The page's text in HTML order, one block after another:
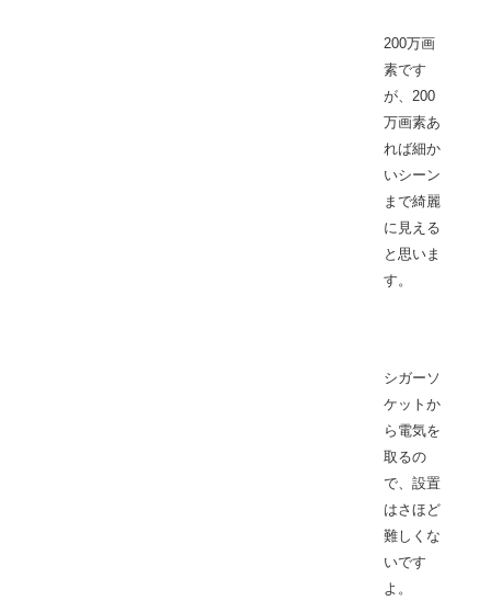
200万画
素です
が、200
万画素あ
れば細か
いシーン
まで綺麗
に見える
と思いま
す。
シガーソ
ケットか
ら電気を
取るの
で、設置
はさほど
難しくな
いです
よ。